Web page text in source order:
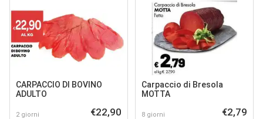
CARPACCIO DI BOVINO
ADULTO
2 giorni €22,90
Carpaccio di Bresola
MOTTA
8 giorni €2,79